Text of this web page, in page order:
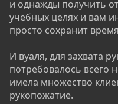
и однажды получить
учебных целях и вам
просто сохранит
И вуаля, для захвата
потребовалось всего
имела множество
рукопожатие.